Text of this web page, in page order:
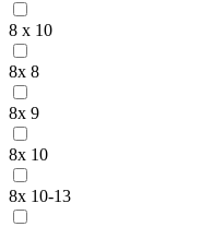
8 x 10
8x 8
8x 9
8x 10
8x 10-13